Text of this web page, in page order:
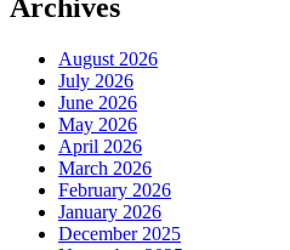
Archives
August 2026
July 2026
June 2026
May 2026
April 2026
March 2026
February 2026
January 2026
December 2025